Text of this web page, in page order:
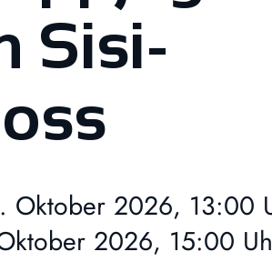
Sisi-
Oktober 2026, 13:00
2026, 15:00